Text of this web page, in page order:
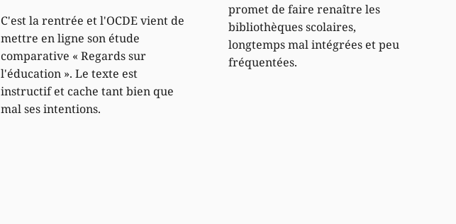
C'est la rentrée et l'OCDE vient de
mettre en ligne son étude
comparative « Regards sur
l'éducation ». Le texte est
instructif et cache tant bien que
mal ses intentions.
promet de faire renaître les
bibliothèques scolaires,
longtemps mal intégrées et peu
fréquentées.